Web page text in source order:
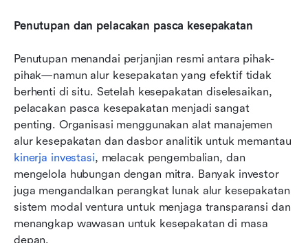
Penutupan dan pelacakan pasca kesepakatan
Penutupan menandai perjanjian resmi antara pihak-
pihak—namun alur kesepakatan yang efektif tidak
berhenti di situ. Setelah kesepakatan diselesaikan,
pelacakan pasca kesepakatan menjadi sangat
penting. Organisasi menggunakan alat manajemen
kinerja investasi, melacak pengembalian, dan
mengelola hubungan dengan mitra. Banyak investor
juga mengandalkan perangkat lunak alur kesepakatan
sistem modal ventura untuk menjaga transparansi dan
menangkap wawasan untuk kesepakatan di masa
depan.